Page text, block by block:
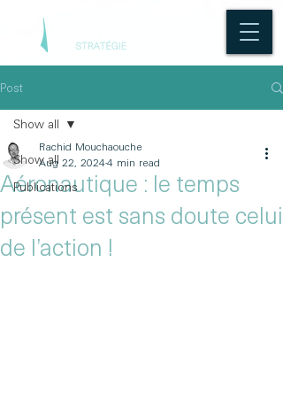
Post
Show all
Publications
Show all
Aéronautique : le temps
présent est sans doute celui
de l’action !
Rachid Mouchaouche
Aug 22, 20244 min read